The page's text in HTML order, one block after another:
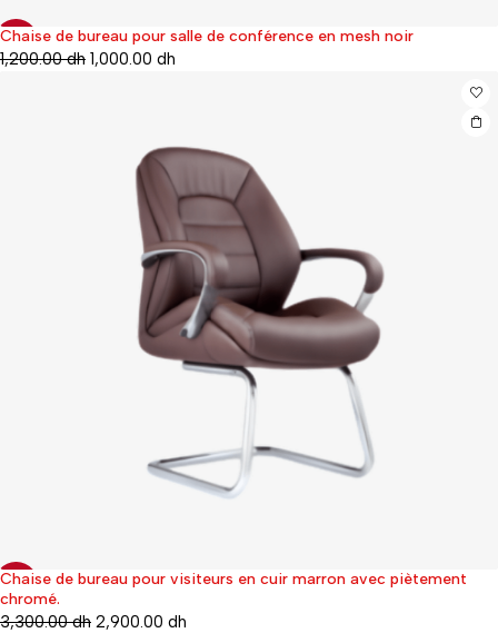
17%
Chaise de bureau pour salle de conférence en mesh noir
1,200.00dh 1,000.00 dh
12%
Chaise de bureau pour visiteurs en cuir marron avec piètement
chromé.
3,300.00dh 2,900.00 dh